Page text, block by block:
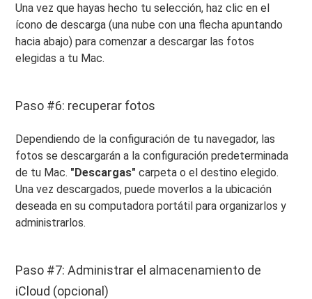
Una vez que hayas hecho tu selección, haz clic en el
ícono de descarga (una nube con una flecha apuntando
hacia abajo) para comenzar a descargar las fotos
elegidas a tu Mac.
Paso #6: recuperar fotos
Dependiendo de la configuración de tu navegador, las
fotos se descargarán a la configuración predeterminada
de tu Mac. "Descargas" carpeta o el destino elegido.
Una vez descargados, puede moverlos a la ubicación
deseada en su computadora portátil para organizarlos y
administrarlos.
Paso #7: Administrar el almacenamiento de
iCloud (opcional)